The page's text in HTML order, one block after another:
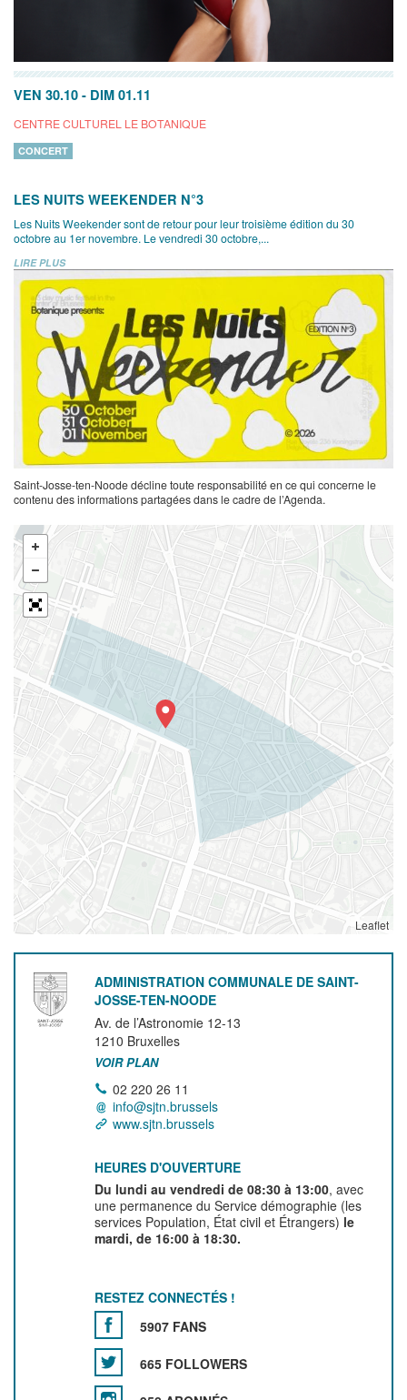
VEN 30.10 - DIM 01.11
CENTRE CULTUREL LE BOTANIQUE
CONCERT
LES NUITS WEEKENDER N°3
Les Nuits Weekender sont de retour pour leur troisième édition du 30
octobre au 1er novembre. Le vendredi 30 octobre,...
LIRE PLUS
Saint-Josse-ten-Noode décline toute responsabilité en ce qui concerne le
contenu des informations partagées dans le cadre de l’Agenda.
Leaflet
ADMINISTRATION COMMUNALE DE SAINT-
JOSSE-TEN-NOODE
Av. de l’Astronomie 12-13
1210 Bruxelles
VOIR PLAN
02 220 26 11
info@sjtn.brussels
www.sjtn.brussels
HEURES D'OUVERTURE
Du lundi au vendredi de 08:30 à 13:00, avec
une permanence du Service démographie (les
services Population, État civil et Étrangers) le
mardi, de 16:00 à 18:30.
RESTEZ CONNECTÉS !
5907 FANS
665 FOLLOWERS